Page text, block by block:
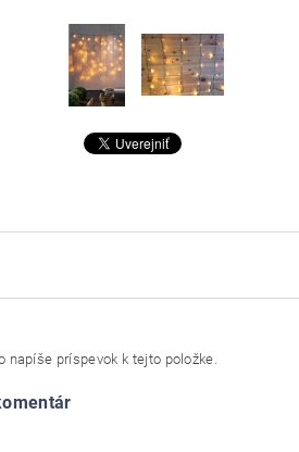
napíše príspevok k tejto položke.